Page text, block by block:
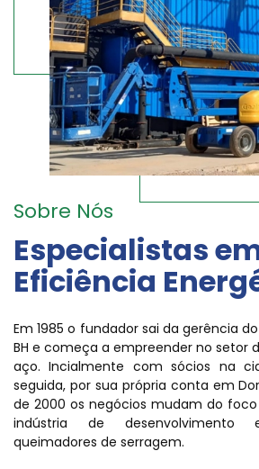
Sobre Nós
Especialistas
Eficiência
Em 1985 o fundador sai da gerência
BH e começa a empreender no setor
aço. Incialmente com sócios na
seguida, por sua própria conta em
de 2000 os negócios mudam do
indústria de
queimadores de serragem.